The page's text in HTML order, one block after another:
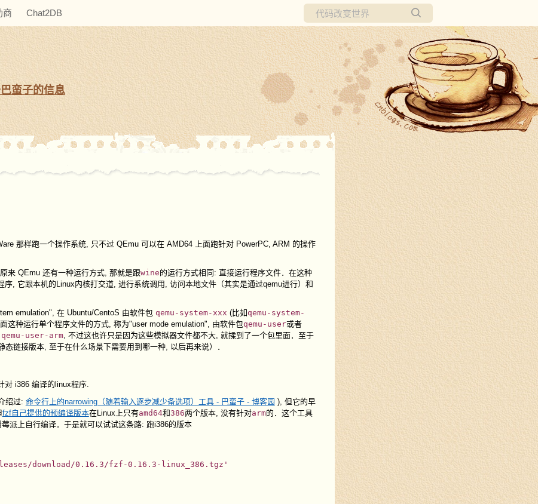
商 Chat2DB
所有博客
当前博客
蛮子的信息
那样跑一个操作系统, 只不过 QEmu 可以在 AMD64 上面跑针对 PowerPC, ARM 的操作
来 QEmu 还有一种运行方式, 那就是跟wine的运行方式相同: 直接运行程序文件．在这种
, 它跟本机的Linux内核打交道, 进行系统调用, 访问本地文件（其实是通过qemu进行）和
emulation", 在 Ubuntu/CentoS 由软件包 qemu-system-xxx (比如 qemu-system-
这种运行单个程序文件的方式, 称为"user mode emulation", 由软件包qemu-user或者
qemu-user-arm, 不过这也许只是因为这些模拟器文件都不大, 就揉到了一个包里面．至于
态链接版本, 至于在什么场景下需要用到哪一种, 以后再来说）．
对 i386 编译的linux程序.
绍过: 命令行上的narrowing（随着输入逐步减少备选项）工具 - 巴蛮子 - 博客园 ), 但它的早
fzf自己提供的预编译版本在Linux上只有amd64和386两个版本, 没有针对arm的．这个工具
派上自行编译．于是就可以试试这条路: 跑i386的版本
download/0.16.3/fzf-0.16.3-linux_386.tgz'